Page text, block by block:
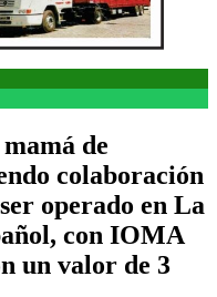
de
colaboración
operado en La
con IOMA
un valor de 3